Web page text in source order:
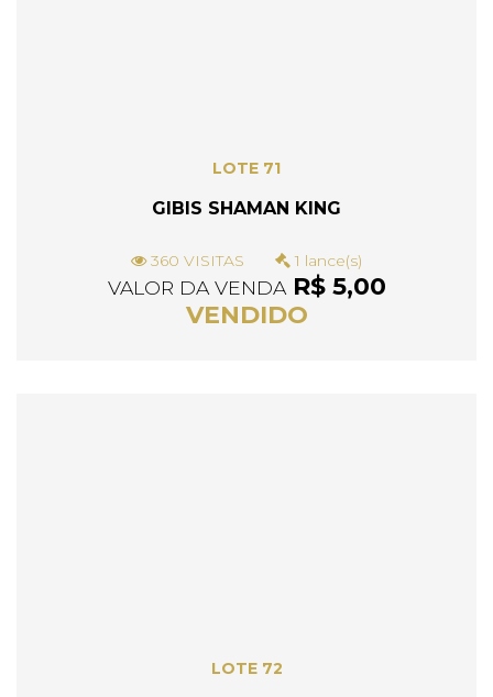
LOTE 71
GIBIS SHAMAN KING
360 VISITAS 1 lance(s)
VALOR DA VENDAR$ 5,00
VENDIDO
LOTE 72